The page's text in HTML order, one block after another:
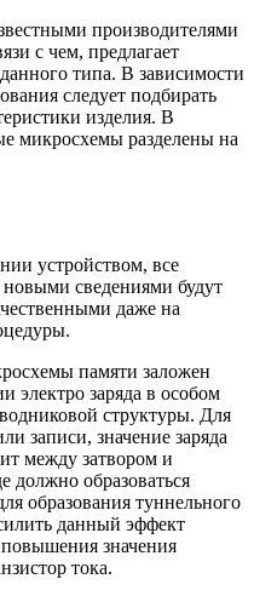
производителями
с чем, предлагает
типа. В зависимости
следует подбирать
изделия. В
микросхемы разделены на
устройством, все
сведениями будут
даже на
памяти заложен
электро заряда в особом
структуры. Для
записи, значение заряда
между затвором и
должно образоваться
образования туннельного
данный эффект
значения
тока.